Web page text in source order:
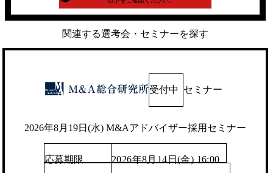
関連する選考会・セミナーを探す
受付中 セミナー
2026年8月19日(水) M&Aアドバイザー採用セミナー
応募期限
2026年8月14日(金) 16:00